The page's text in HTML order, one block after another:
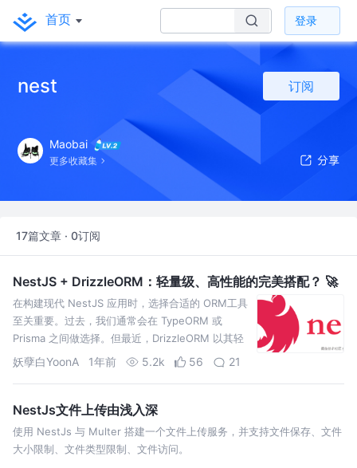
首页 登录
nest 订阅
Maobai
更多收藏集
17篇文章 · 0订阅
NestJS + DrizzleORM：轻量级、高性能的完美搭配？ 🚀
在构建现代 NestJS 应用时，选择合适的 ORM工具
至关重要。过去，我们通常会在 TypeORM 或
Prisma 之间做选择。但最近，DrizzleORM 以其轻
量级、类型安全等特性迅速崭露头角
妖孽白YoonA 1年前 5.2k 56 21
NestJs文件上传由浅入深
使用 NestJs 与 Multer 搭建一个文件上传服务，并支持文件保存、文件
大小限制、文件类型限制、文件访问。